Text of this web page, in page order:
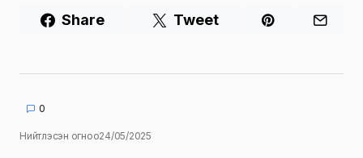
Share Tweet
0
Нийтлэсэн огноо24/05/2025